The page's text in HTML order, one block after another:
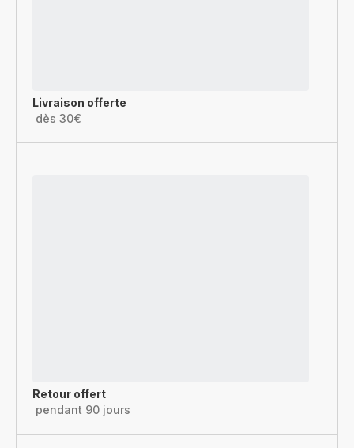
Livraison offerte
dès 30€
Retour offert
pendant 90 jours